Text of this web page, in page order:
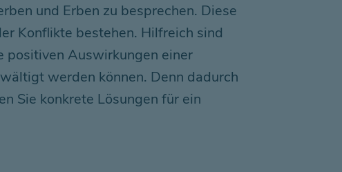
und Erben zu besprechen. Diese
Konflikte bestehen. Hilfreich sind
positiven Auswirkungen einer
werden können. Denn dadurch
Sie konkrete Lösungen für ein